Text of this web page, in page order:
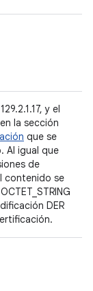
y el
la sección
que se
Al igual que
de
contenido se
DER